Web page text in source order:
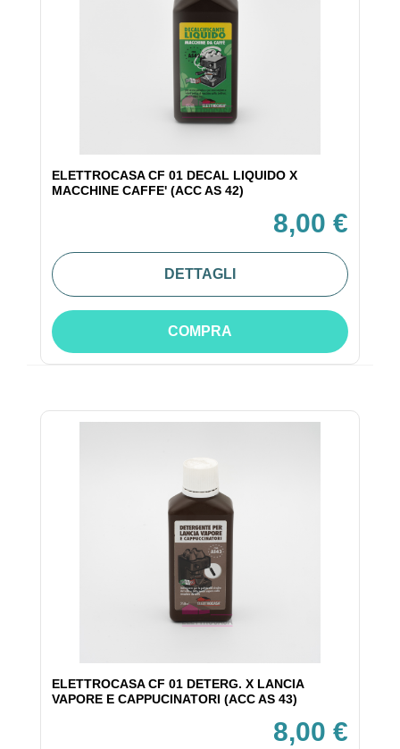
ELETTROCASA CF 01 DECAL LIQUIDO X
MACCHINE CAFFE' (ACC AS 42)
8,00 €
DETTAGLI
COMPRA
ELETTROCASA CF 01 DETERG. X LANCIA
VAPORE E CAPPUCINATORI (ACC AS 43)
8,00 €